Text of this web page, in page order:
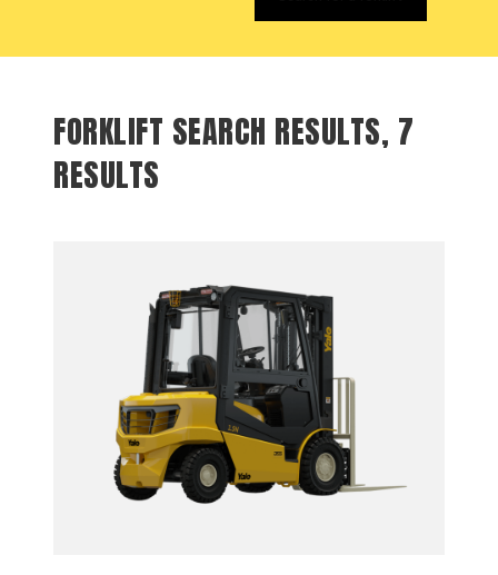
FORKLIFT SEARCH RESULTS, 7
RESULTS